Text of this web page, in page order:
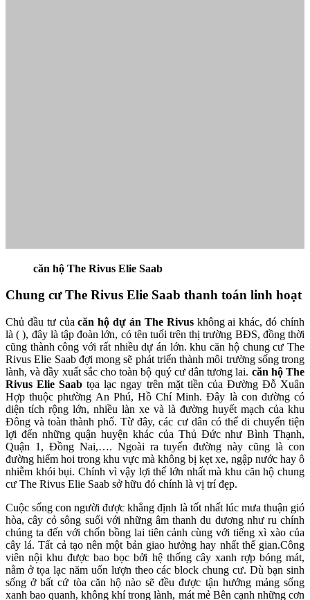
căn hộ The Rivus Elie Saab
Chung cư The Rivus Elie Saab thanh toán linh hoạt
Chủ đầu tư củacăn hộ dự án The Rivus không ai khác, đó chính
là ( ), đây là tập đoàn lớn, có tên tuổi trên thị trường BĐS, đồng thời
cũng thành công với rất nhiều dự án lớn. khu căn hộ chung cư The
Rivus Elie Saab đợi mong sẽ phát triển thành môi trường sống trong
lành, và đầy xuất sắc cho toàn bộ quý cư dân tương lai. căn hộ The
Rivus Elie Saab tọa lạc ngay trên mặt tiền của Đường Đỗ Xuân
Hợp thuộc phường An Phú, Hồ Chí Minh. Đây là con đường có
diện tích rộng lớn, nhiều làn xe và là đường huyết mạch của khu
Đông và toàn thành phố. Từ đây, các cư dân có thể di chuyển tiện
lợi đến những quận huyện khác của Thủ Đức như Bình Thạnh,
Quận 1, Đồng Nai,…. Ngoài ra tuyến đường này cũng là con
đường hiếm hoi trong khu vực mà không bị kẹt xe, ngập nước hay ô
nhiễm khói bụi. Chính vì vậy lợi thế lớn nhất mà khu căn hộ chung
cư The Rivus Elie Saab sở hữu đó chính là vị trí đẹp.
Cuộc sống con người được khẳng định là tốt nhất lúc mưa thuận gió
hòa, cây cỏ sông suối với những âm thanh du dương như ru chính
chúng ta đến với chốn bồng lai tiên cảnh cùng với tiếng xì xào của
cây lá. Tất cả tạo nên một bản giao hưởng hay nhất thế gian.Công
viên nội khu được bao bọc bởi hệ thống cây xanh rợp bóng mát,
nằm ở tọa lạc năm uốn lượn theo các block chung cư. Dù bạn sinh
sống ở bất cứ tòa căn hộ nào sẽ đều được tận hưởng mảng sống
xanh bao quanh, không khí trong lành, mát mẻ Bên cạnh những cơn